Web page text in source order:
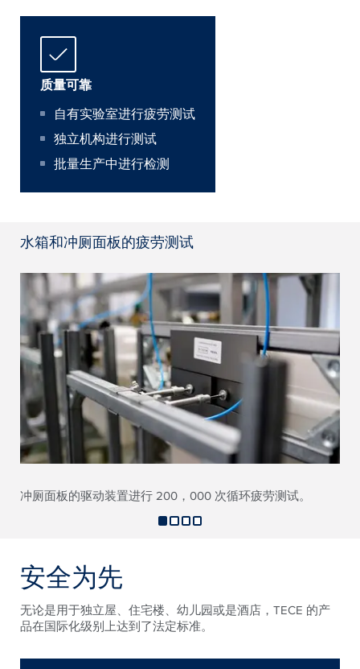
质量可靠
自有实验室进行疲劳测试
独立机构进行测试
批量生产中进行检测
水箱和冲厕面板的疲劳测试
冲厕面板的驱动装置进行 200，000 次循环疲劳测试。
安全为先
无论是用于独立屋、住宅楼、幼儿园或是酒店，TECE 的产
品在国际化级别上达到了法定标准。